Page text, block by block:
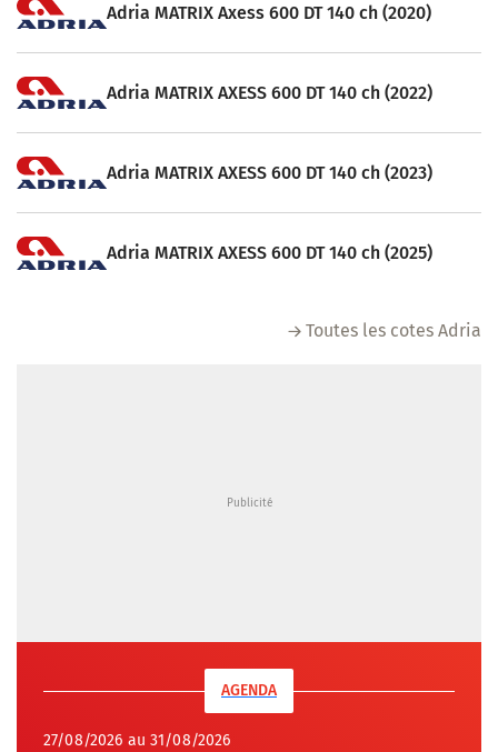
Adria MATRIX Axess 600 DT 140 ch (2020)
Adria MATRIX AXESS 600 DT 140 ch (2022)
Adria MATRIX AXESS 600 DT 140 ch (2023)
Adria MATRIX AXESS 600 DT 140 ch (2025)
Toutes les cotes Adria
AGENDA
27/08/2026 au 31/08/2026